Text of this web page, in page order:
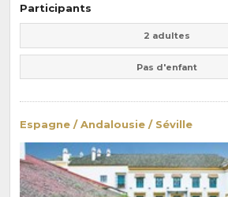
Participants
2 adultes
Pas d'enfant
Espagne / Andalousie / Séville